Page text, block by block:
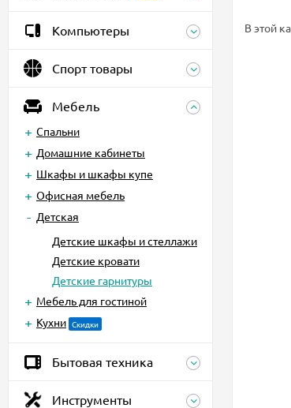
Компьютеры
Спорт товары
Мебель
Спальни
Домашние кабинеты
Шкафы и шкафы купе
Офисная мебель
Детская
Детские шкафы и стеллажи
Детские кровати
Детские гарнитуры
Мебель для гостиной
Кухни Скидки
Бытовая техника
Инструменты
В этой